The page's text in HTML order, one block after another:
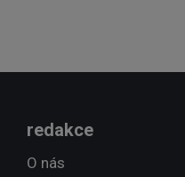
redakce
O nás